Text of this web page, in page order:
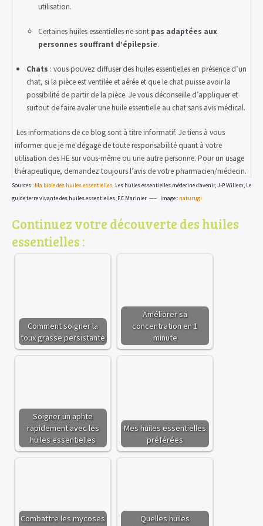
utilisation.
Certaines huiles essentielles ne sont pas adaptées aux
personnes souffrant d’épilepsie.
Chats : vous pouvez diffuser des huiles essentielles en présence d’un
chat, si la pièce est ventilée et aérée et que le chat puisse avoir la
possibilité de partir de la pièce. Je vous déconseille d’appliquer et
surtout de faire avaler une huile essentielle au chat sans avis médical.
Les informations de ce blog sont à titre informatif. Je tiens à vous
informer que je me dégage de toute responsabilité quant à votre
utilisation des HE sur vous-même ou une autre personne. Pour un usage
thérapeutique, demandez toujours l’avis de votre pharmacien/médecin.
Sources : Ma bible des huiles essentielles, Les huiles essentielles médecine d’avenir, J-P Willem, Le
guide terre vivante des huiles essentielles, F.C.Marinier —– Image : naturugi
Continuez votre découverte des huiles
essentielles :
Comment soigner la
toux grasse persistante
Améliorer sa
concentration en 1
minute
Soigner un aphte
rapidement avec les
huiles essentielles
Mes huiles essentielles
préférées
Combattre les mycoses
Quelles huiles